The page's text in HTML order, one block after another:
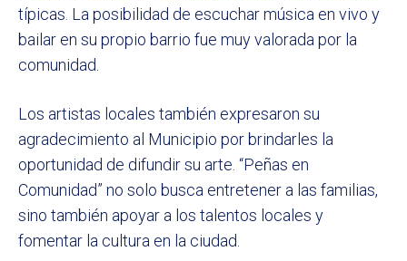
típicas. La posibilidad de escuchar música en vivo y
bailar en su propio barrio fue muy valorada por la
comunidad.
Los artistas locales también expresaron su
agradecimiento al Municipio por brindarles la
oportunidad de difundir su arte. “Peñas en
Comunidad” no solo busca entretener a las familias,
sino también apoyar a los talentos locales y
fomentar la cultura en la ciudad.